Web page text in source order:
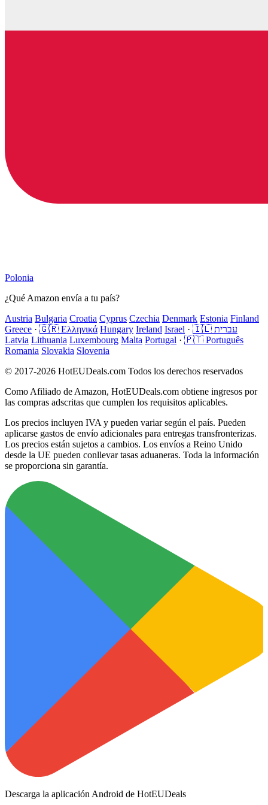
Polonia
¿Qué Amazon envía a tu país?
Austria Bulgaria Croatia Cyprus Czechia Denmark Estonia Finland
Greece · 🇬🇷 Ελληνικά Hungary Ireland Israel ·
🇮🇱 עברית
Latvia Lithuania Luxembourg Malta Portugal · 🇵🇹 Português
Romania Slovakia Slovenia
© 2017-2026 HotEUDeals.com Todos los derechos reservados
Como Afiliado de Amazon, HotEUDeals.com obtiene ingresos por
las compras adscritas que cumplen los requisitos aplicables.
Los precios incluyen IVA y pueden variar según el país. Pueden
aplicarse gastos de envío adicionales para entregas transfronterizas.
Los precios están sujetos a cambios. Los envíos a Reino Unido
desde la UE pueden conllevar tasas aduaneras. Toda la información
se proporciona sin garantía.
Descarga la aplicación Android de HotEUDeals